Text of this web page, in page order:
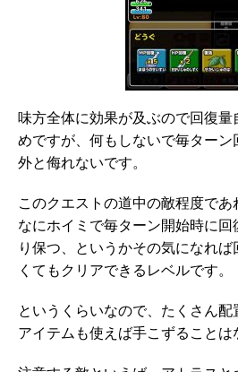
味方全体に効果が及ぶので回復量
めですが、何もしないで毎ター
外と侮れないです。
このクエストの道中の敵程度で
なにホイミで毎ターン開始時に回
り保つ、というかその気になれ
くてもクリアできるレベルです。
というくらいなので、たくさん配
アイテムも使えば手こずることは